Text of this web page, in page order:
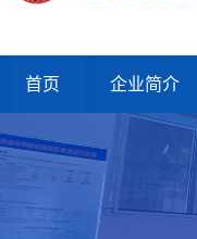
首页 企业简介